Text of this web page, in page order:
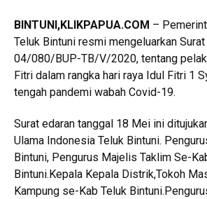
BINTUNI ,KLIKPAPUA.COM –
Teluk Bintuni resmi mengeluarkan
04/080/BUP-TB/V/2020, tentang
Fitri dalam rangka hari raya Idul Fitri 1
tengah pandemi wabah Covid-19.
Surat edaran tanggal 18 Mei ini
Ulama Indonesia Teluk Bintuni.
Bintuni, Pengurus Majelis Taklim Se-
Bintuni.Kepala Kepala Distrik,Tokoh
Kampung se-Kab Teluk